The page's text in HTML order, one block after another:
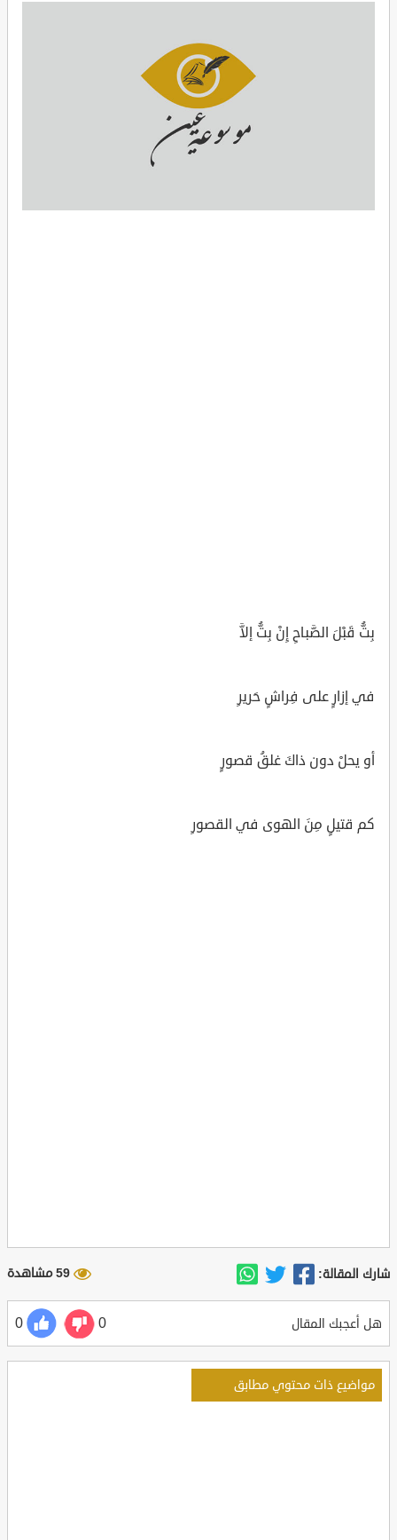
بِتُّ قَبْلَ الصَّباحِ إِنْ بِتُّ إلاَّ
في إزارٍ على فِراشٍ حَريرِ
أو يحلْ دون ذاكَ غلقُ قصورٍ
كم قتيلٍ مِنَ الهوى في القصورِ
شارك المقالة: 59 مشاهدة
هل أعجبك المقال 0
0
مواضيع ذات محتوي مطابق